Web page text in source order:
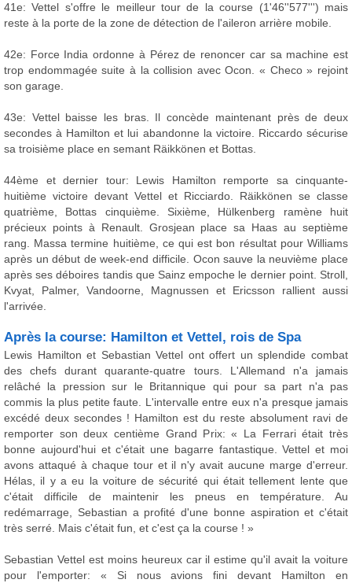
41e: Vettel s'offre le meilleur tour de la course (1'46''577''') mais
reste à la porte de la zone de détection de l'aileron arrière mobile.
42e: Force India ordonne à Pérez de renoncer car sa machine est
trop endommagée suite à la collision avec Ocon. « Checo » rejoint
son garage.
43e: Vettel baisse les bras. Il concède maintenant près de deux
secondes à Hamilton et lui abandonne la victoire. Riccardo sécurise
sa troisième place en semant Räikkönen et Bottas.
44ème et dernier tour: Lewis Hamilton remporte sa cinquante-
huitième victoire devant Vettel et Ricciardo. Räikkönen se classe
quatrième, Bottas cinquième. Sixième, Hülkenberg ramène huit
précieux points à Renault. Grosjean place sa Haas au septième
rang. Massa termine huitième, ce qui est bon résultat pour Williams
après un début de week-end difficile. Ocon sauve la neuvième place
après ses déboires tandis que Sainz empoche le dernier point. Stroll,
Kvyat, Palmer, Vandoorne, Magnussen et Ericsson rallient aussi
l'arrivée.
Après la course: Hamilton et Vettel, rois de Spa
Lewis Hamilton et Sebastian Vettel ont offert un splendide combat
des chefs durant quarante-quatre tours. L'Allemand n'a jamais
relâché la pression sur le Britannique qui pour sa part n'a pas
commis la plus petite faute. L'intervalle entre eux n'a presque jamais
excédé deux secondes ! Hamilton est du reste absolument ravi de
remporter son deux centième Grand Prix: « La Ferrari était très
bonne aujourd'hui et c'était une bagarre fantastique. Vettel et moi
avons attaqué à chaque tour et il n'y avait aucune marge d'erreur.
Hélas, il y a eu la voiture de sécurité qui était tellement lente que
c'était difficile de maintenir les pneus en température. Au
redémarrage, Sebastian a profité d'une bonne aspiration et c'était
très serré. Mais c'était fun, et c'est ça la course ! »
Sebastian Vettel est moins heureux car il estime qu'il avait la voiture
pour l'emporter: « Si nous avions fini devant Hamilton en